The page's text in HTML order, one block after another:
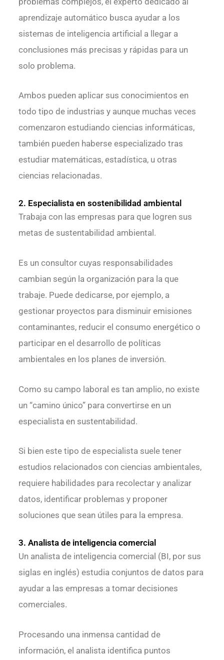
aprendizaje automático busca ayudar a los
sistemas de inteligencia artificial a llegar a
conclusiones más precisas y rápidas para un
solo problema.
Ambos pueden aplicar sus conocimientos en
todo tipo de industrias y aunque muchas veces
comenzaron estudiando ciencias informáticas,
también pueden haberse especializado tras
estudiar matemáticas, estadística, u otras
ciencias relacionadas.
2. Especialista en sostenibilidad ambiental
Trabaja con las empresas para que logren sus
metas de sustentabilidad ambiental.
Es un consultor cuyas responsabilidades
cambian según la organización para la que
trabaje. Puede dedicarse, por ejemplo, a
gestionar proyectos para disminuir emisiones
contaminantes, reducir el consumo energético o
participar en el desarrollo de políticas
ambientales en los planes de inversión.
Como su campo laboral es tan amplio, no existe
un “camino único” para convertirse en un
especialista en sustentabilidad.
Si bien este tipo de especialista suele tener
estudios relacionados con ciencias ambientales,
requiere habilidades para recolectar y analizar
datos, identificar problemas y proponer
soluciones que sean útiles para la empresa.
3. Analista de inteligencia comercial
Un analista de inteligencia comercial (BI, por sus
siglas en inglés) estudia conjuntos de datos para
ayudar a las empresas a tomar decisiones
comerciales.
Procesando una inmensa cantidad de
información, el analista identifica puntos